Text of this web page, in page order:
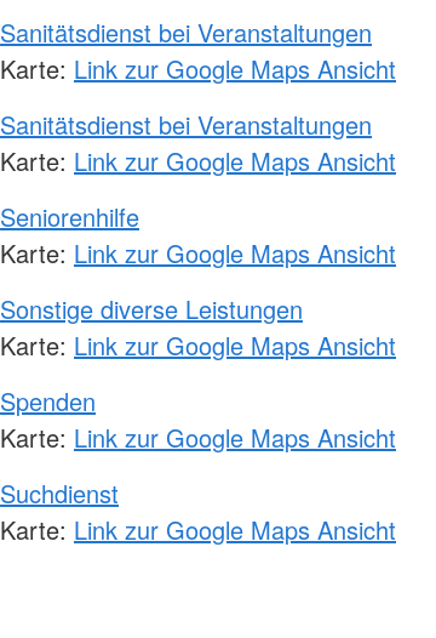
Sanitätsdienst bei Veranstaltungen
Karte: Link zur Google Maps Ansicht
Sanitätsdienst bei Veranstaltungen
Karte: Link zur Google Maps Ansicht
Seniorenhilfe
Karte: Link zur Google Maps Ansicht
Sonstige diverse Leistungen
Karte: Link zur Google Maps Ansicht
Spenden
Karte: Link zur Google Maps Ansicht
Suchdienst
Karte: Link zur Google Maps Ansicht